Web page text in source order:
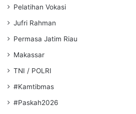
Pelatihan Vokasi
Jufri Rahman
Permasa Jatim Riau
Makassar
TNI / POLRI
#Kamtibmas
#Paskah2026